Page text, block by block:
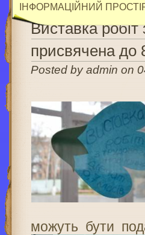
ІНФОРМАЦІЙНИЙ
Виставка
присвячена до
Posted by admin on
можуть бути